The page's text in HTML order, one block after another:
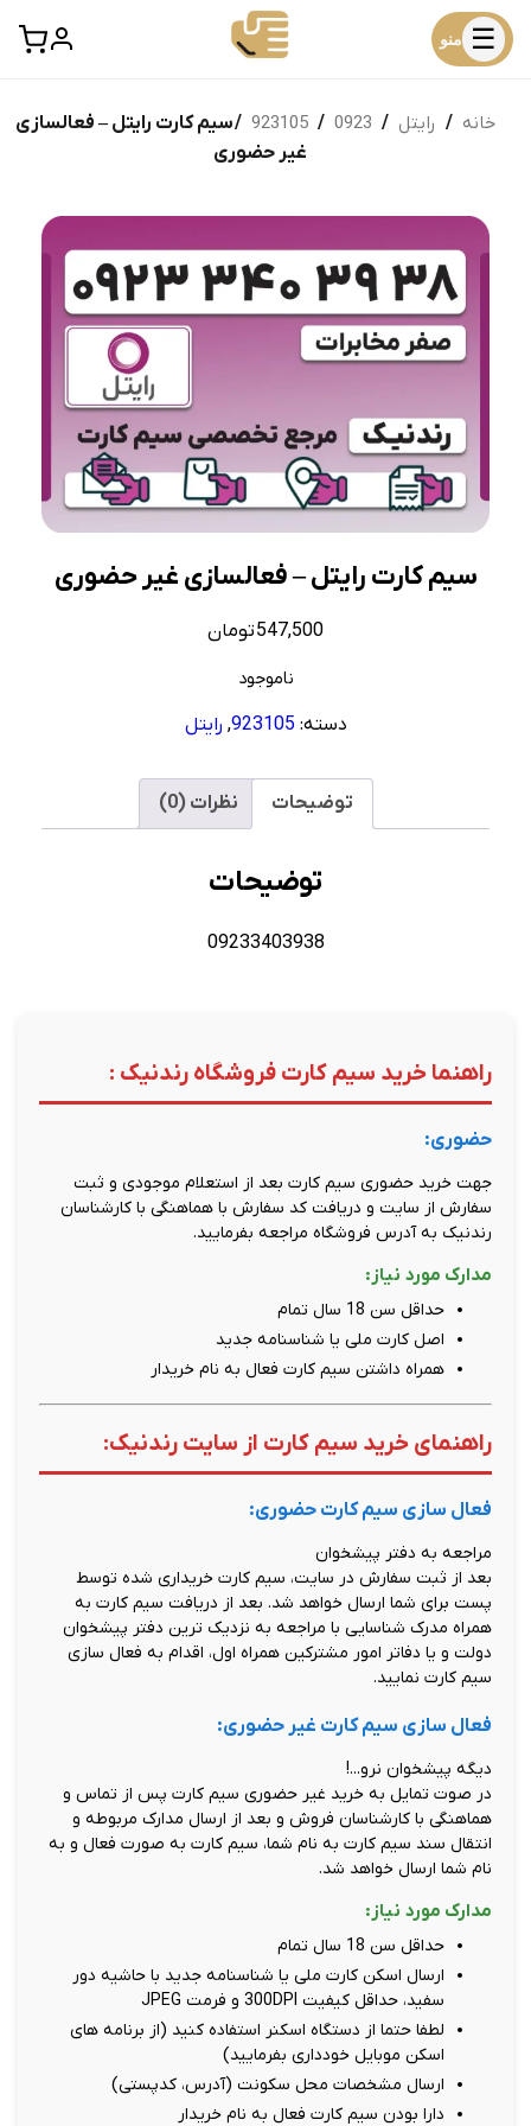
☰ منو
خانه / رایتل /
0923
/
923105 / سیم کارت رایتل – فعالسازی
غیر حضوری
سیم کارت رایتل – فعالسازی غیر حضوری
547,500تومان
ناموجود
دسته: 923105
, رایتل
توضیحات نظرات (0)
توضیحات
09233403938
راهنما خرید سیم کارت فروشگاه رندنیک :
حضوری:
جهت خرید حضوری سیم کارت بعد از استعلام موجودی و ثبت
سفارش از سایت و دریافت کد سفارش با هماهنگی با کارشناسان
رندنیک به آدرس فروشگاه مراجعه بفرمایید.
مدارک مورد نیاز:
حداقل سن 18 سال تمام
اصل کارت ملی یا شناسنامه جدید
همراه داشتن سیم کارت فعال به نام خریدار
راهنمای خرید سیم کارت از سایت رندنیک:
فعال سازی سیم کارت حضوری:
مراجعه به دفتر پیشخوان
بعد از ثبت سفارش در سایت، سیم کارت خریداری شده توسط
پست برای شما ارسال خواهد شد. بعد از دریافت سیم کارت به
همراه مدرک شناسایی با مراجعه به نزدیک ترین دفتر پیشخوان
دولت و یا دفاتر امور مشترکین همراه اول، اقدام به فعال سازی
سیم کارت نمایید.
فعال سازی سیم کارت غیر حضوری:
دیگه پیشخوان نرو...!
در صوت تمایل به خرید غیر حضوری سیم کارت پس از تماس و
هماهنگی با کارشناسان فروش و بعد از ارسال مدارک مربوطه و
انتقال سند سیم کارت به نام شما، سیم کارت به صورت فعال و به
نام شما ارسال خواهد شد.
مدارک مورد نیاز:
حداقل سن 18 سال تمام
ارسال اسکن کارت ملی یا شناسنامه جدید با حاشیه دور
سفید، حداقل کیفیت 300DPI و فرمت JPEG
لطفا حتما از دستگاه اسکنر استفاده کنید (از برنامه های
اسکن موبایل خودداری بفرمایید)
ارسال مشخصات محل سکونت (آدرس، کدپستی)
دارا بودن سیم کارت فعال به نام خریدار